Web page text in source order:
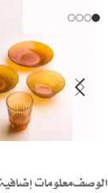
الوصفمعلومات